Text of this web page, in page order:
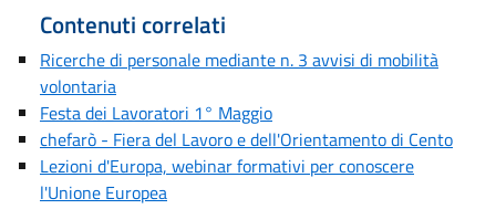
Contenuti correlati
Ricerche di personale mediante n. 3 avvisi di mobilità
volontaria
Festa dei Lavoratori 1° Maggio
chefarò - Fiera del Lavoro e dell'Orientamento di Cento
Lezioni d'Europa, webinar formativi per conoscere
l'Unione Europea